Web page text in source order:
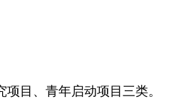
目、青年启动项目三类。